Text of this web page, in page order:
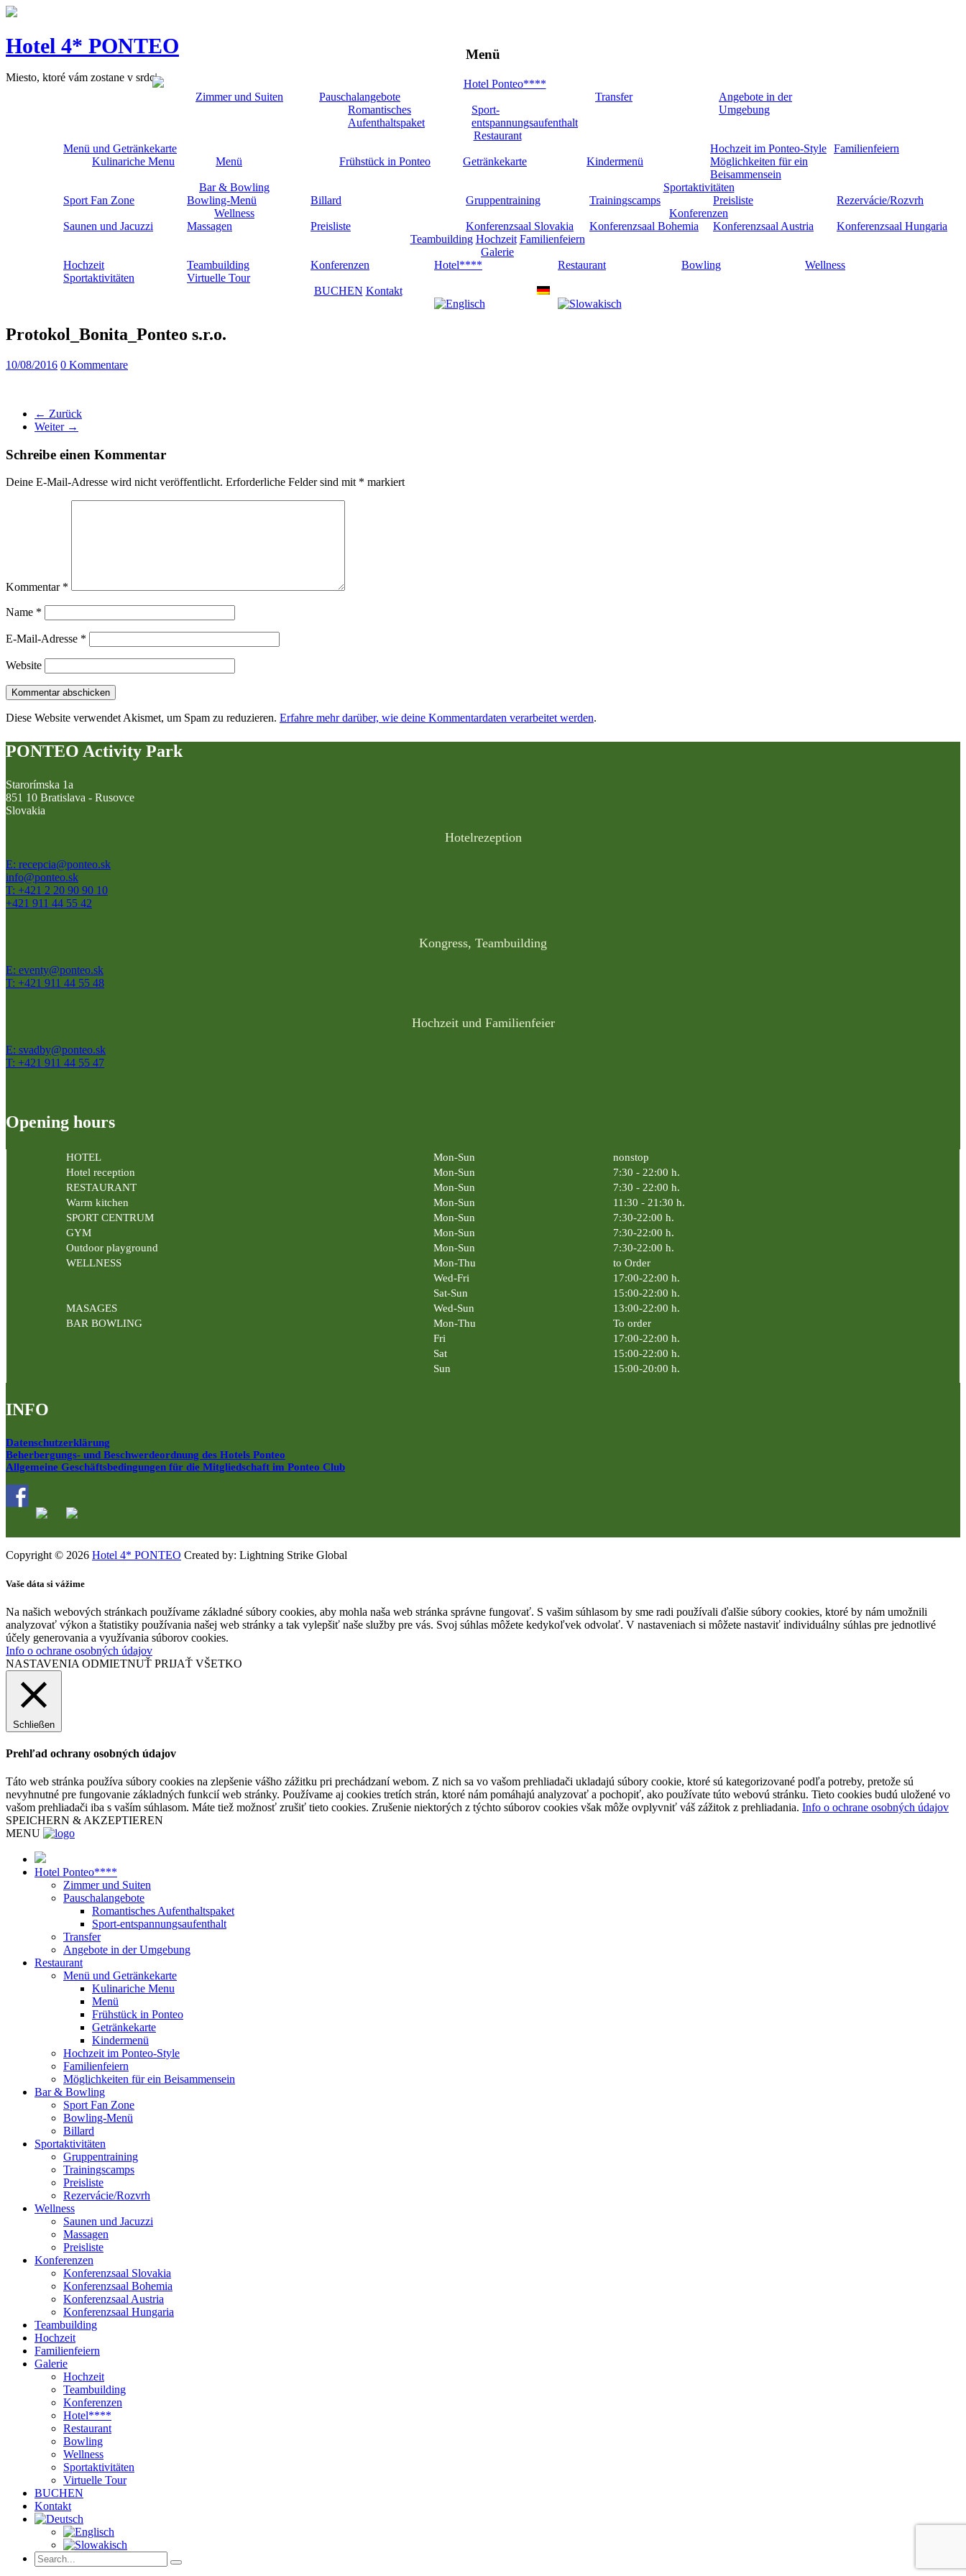
Hotel 4* PONTEO
Miesto, ktoré vám zostane v srdci
Menü
Hotel Ponteo****
Zimmer und Suiten
Pauschalangebote
Romantisches
Aufenthaltspaket
Sport-
entspannungsaufenthalt
Transfer
Angebote in der
Umgebung
Restaurant
Menü und Getränkekarte
Kulinariche Menu
Menü Frühstück in Ponteo Getränkekarte Kindermenü
Hochzeit im Ponteo-Style Familienfeiern
Möglichkeiten für ein
Beisammensein
Bar & Bowling
Sport Fan Zone
Bowling-Menü Billard
Sportaktivitäten
Gruppentraining
Trainingscamps Preisliste
Rezervácie/Rozvrh
Wellness
Saunen und Jacuzzi
Massagen Preisliste
Konferenzen
Konferenzsaal Slovakia
Konferenzsaal Bohemia Konferenzsaal Austria
Konferenzsaal Hungaria
Teambuilding Hochzeit Familienfeiern
Galerie
Hochzeit
Teambuilding Konferenzen Hotel**** Restaurant Bowling
Wellness
Sportaktivitäten
Virtuelle Tour
BUCHEN Kontakt
Protokol_Bonita_Ponteo s.r.o.
10/08/2016 0 Kommentare
← Zurück
Weiter →
Schreibe einen Kommentar
Deine E-Mail-Adresse wird nicht veröffentlicht. Erforderliche Felder sind mit * markiert
Kommentar *
Name *
E-Mail-Adresse *
Website
Diese Website verwendet Akismet, um Spam zu reduzieren. Erfahre mehr darüber, wie deine Kommentardaten verarbeitet werden.
PONTEO Activity Park
Starorímska 1a
851 10 Bratislava - Rusovce
Slovakia
Hotelrezeption
E: recepcia@ponteo.sk
info@ponteo.sk
T: +421 2 20 90 90 10
+421 911 44 55 42
Kongress, Teambuilding
E: eventy@ponteo.sk
T: +421 911 44 55 48
Hochzeit und Familienfeier
E: svadby@ponteo.sk
T: +421 911 44 55 47
Opening hours
HOTEL Mon-Sun
nonstop
Hotel reception
Mon-Sun
7:30 - 22:00 h.
RESTAURANT
Mon-Sun
7:30 - 22:00 h.
Warm kitchen
Mon-Sun
11:30 - 21:30 h.
SPORT CENTRUM
Mon-Sun
7:30-22:00 h.
GYM
Mon-Sun
7:30-22:00 h.
Outdoor playground
Mon-Sun
7:30-22:00 h.
WELLNESS
Mon-Thu
to Order
Wed-Fri
17:00-22:00 h.
Sat-Sun
15:00-22:00 h.
MASAGES
Wed-Sun
13:00-22:00 h.
BAR BOWLING
Mon-Thu
To order
Fri
17:00-22:00 h.
Sat
15:00-22:00 h.
Sun
15:00-20:00 h.
INFO
Datenschutzerklärung
Beherbergungs- und Beschwerdeordnung des Hotels Ponteo
Allgemeine Geschäftsbedingungen für die Mitgliedschaft im Ponteo Club
Copyright © 2026 Hotel 4* PONTEO Created by: Lightning Strike Global
Vaše dáta si vážime
Na našich webových stránkach používame základné súbory cookies, aby mohla naša web stránka správne fungovať. S vašim súhlasom by sme radi používali ďalšie súbory cookies, ktoré by nám umožnili
analyzovať výkon a štatistiky používania našej web stránky a tak vylepšiť naše služby pre vás. Svoj súhlas môžete kedykoľvek odvolať. V nastaveniach si môžete nastaviť individuálny súhlas pre jednotlivé
účely generovania a využívania súborov cookies.
Info o ochrane osobných údajov
NASTAVENIA ODMIETNUŤ PRIJAŤ VŠETKO
Schließen
Prehľad ochrany osobných údajov
Táto web stránka používa súbory cookies na zlepšenie vášho zážitku pri prechádzaní webom. Z nich sa vo vašom prehliadači ukladajú súbory cookie, ktoré sú kategorizované podľa potreby, pretože sú
nevyhnutné pre fungovanie základných funkcií web stránky. Používame aj cookies tretích strán, ktoré nám pomáhajú analyzovať a pochopiť, ako používate túto webovú stránku. Tieto cookies budú uložené vo
vašom prehliadači iba s vaším súhlasom. Máte tiež možnosť zrušiť tieto cookies. Zrušenie niektorých z týchto súborov cookies však môže ovplyvniť váš zážitok z prehliadania. Info o ochrane osobných údajov
SPEICHERN & AKZEPTIEREN
MENU
Hotel Ponteo****
Zimmer und Suiten
Pauschalangebote
Romantisches Aufenthaltspaket
Sport-entspannungsaufenthalt
Transfer
Angebote in der Umgebung
Restaurant
Menü und Getränkekarte
Kulinariche Menu
Menü
Frühstück in Ponteo
Getränkekarte
Kindermenü
Hochzeit im Ponteo-Style
Familienfeiern
Möglichkeiten für ein Beisammensein
Bar & Bowling
Sport Fan Zone
Bowling-Menü
Billard
Sportaktivitäten
Gruppentraining
Trainingscamps
Preisliste
Rezervácie/Rozvrh
Wellness
Saunen und Jacuzzi
Massagen
Preisliste
Konferenzen
Konferenzsaal Slovakia
Konferenzsaal Bohemia
Konferenzsaal Austria
Konferenzsaal Hungaria
Teambuilding
Hochzeit
Familienfeiern
Galerie
Hochzeit
Teambuilding
Konferenzen
Hotel****
Restaurant
Bowling
Wellness
Sportaktivitäten
Virtuelle Tour
BUCHEN
Kontakt